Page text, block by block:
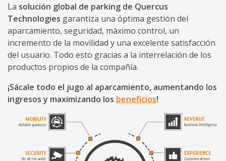
La solución global de parking de Quercus
Technologies garantiza una óptima gestión del
aparcamiento, seguridad, màximo control, un
incremento de la movilidad y una excelente satisfacción
del usuario. Todo esto gracias a la interrelación de los
productos propios de la compañía.
¡Sácale todo el jugo al aparcamiento, aumentando los
ingresos y maximizando los beneficios!